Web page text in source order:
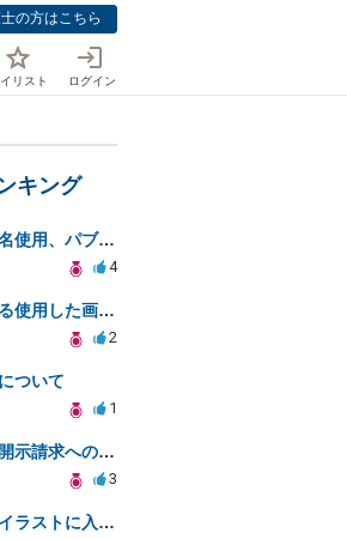
の方はこちら
リスト ログイン
キング
プロ野球ゲームのもじり名使用、パブリシティ権の影響は？
4
ホームページ制作における使用した画像や文章の著作権について
2
ついて
1
著作権侵害の発信者情報開示請求への対応策について相談
3
商標登録済の名作家具をイラストに入れて販売するのは違法でしょうか